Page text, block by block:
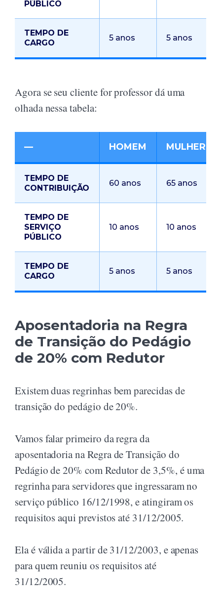
PÚBLICO
TEMPO DE
CARGO
5 anos 5 anos
Agora se seu cliente for professor dá uma
olhada nessa tabela:
— HOMEM MULHER
TEMPO DE
CONTRIBUIÇÃO
60 anos 65 anos
TEMPO DE
SERVIÇO
PÚBLICO
10 anos 10 anos
TEMPO DE
CARGO
5 anos 5 anos
Aposentadoria na Regra
de Transição do Pedágio
de 20% com Redutor
Existem duas regrinhas bem parecidas de
transição do pedágio de 20%.
Vamos falar primeiro da regra da
aposentadoria na Regra de Transição do
Pedágio de 20% com Redutor de 3,5%, é uma
regrinha para servidores que ingressaram no
serviço público 16/12/1998, e atingiram os
requisitos aqui previstos até 31/12/2005.
Ela é válida a partir de 31/12/2003, e apenas
para quem reuniu os requisitos até
31/12/2005.